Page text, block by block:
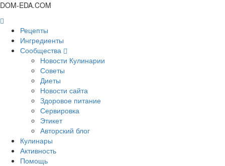
DOM-EDA.COM
Рецепты
Ингредиенты
Сообщества
Новости Кулинарии
Советы
Диеты
Новости сайта
Здоровое питание
Сервировка
Этикет
Авторский блог
Кулинары
Активность
Помощь